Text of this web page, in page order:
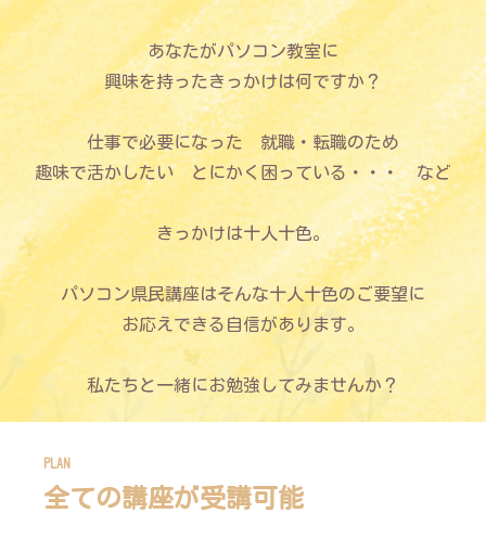
あなたがパソコン教室に
興味を持ったきっかけは何ですか？
仕事で必要になった 就職・転職のため
趣味で活かしたい とにかく困っている・・・ など
きっかけは十人十色。
パソコン県民講座はそんな十人十色のご要望に
お応えできる自信があります。
私たちと一緒にお勉強してみませんか？
PLAN
全ての講座が受講可能